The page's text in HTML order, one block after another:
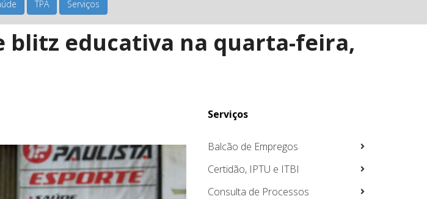
TPA Serviços
educativa na quarta-feira,
Serviços
Balcão de Empregos
Certidão, IPTU e ITBI
Consulta de Processos